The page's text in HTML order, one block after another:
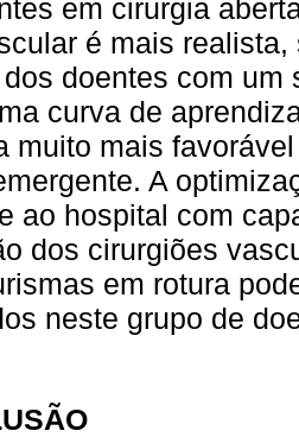
em cirurgia
é mais
doentes com
curva de
muito mais
A
ao hospital com
dos cirurgiões
em rotura
neste grupo de